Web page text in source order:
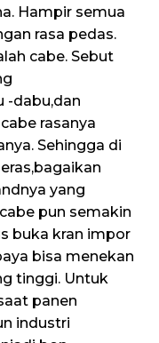
Hampir semua
rasa pedas.
cabe. Sebut
-dabu,dan
rasanya
Sehingga di
yang
pun semakin
buka kran impor
bisa menekan
tinggi. Untuk
panen
industri